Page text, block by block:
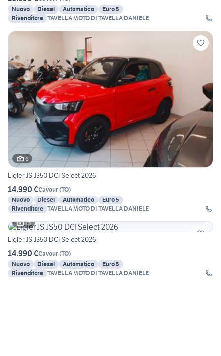
Nuovo
Diesel Automatico
Euro 5
Rivenditore TAVELLA MOTO DI TAVELLA DANIELE
6
Ligier JS JS50 DCI Select 2026
14.990 €Cavour(TO)
Nuovo
Diesel Automatico
Euro 5
Rivenditore TAVELLA MOTO DI TAVELLA DANIELE
13
Ligier JS JS50 DCI Select 2026
14.990 €Cavour(TO)
Nuovo
Diesel Automatico
Euro 5
Rivenditore TAVELLA MOTO DI TAVELLA DANIELE